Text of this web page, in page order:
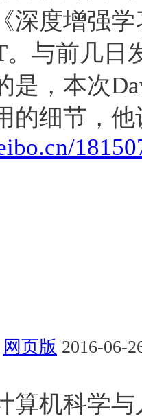
深度增强
。与前几日
是，本次
的细节，
网页版 2016-06-
算机科学